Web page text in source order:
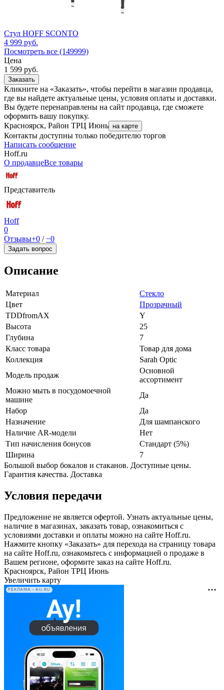
Стул HOFF SCONTO
4 999 руб.
Посмотреть все (149999)
Цена
1 599 руб.
Заказать
Кликните на «Заказать», чтобы перейти в магазин продавца,
где вы найдете актуальные цены, условия оплаты и доставки.
Вы будете перенаправлены на сайт продавца, где сможете
оформить вашу покупку.
Красноярск, Район ТРЦ Июнь на карте
Контакты доступны только победителю торгов
Написать сообщение
Hoff.ru
О продавцеВсе товары
Представитель
Hoff
0
Отзывы+0 /−0
Задать вопрос
Описание
Материал
Стекло
Цвет
Прозрачный
TDDfromAX
Y
Высота
25
Глубина
7
Класс товара
Товар для дома
Коллекция
Sarah Optic
Модель продаж
Основной
ассортимент
Можно мыть в посудомоечной
машине
Да
Набор
Да
Назначение
Для шампанского
Наличие AR-модели
Нет
Тип начисления бонусов
Стандарт (5%)
Ширина
7
Большой выбор бокалов и стаканов. Доступные цены.
Гарантия качества. Доставка
Условия передачи
Предложение не является офертой. Узнать актуальные цены,
наличие в магазинах, заказать товар, ознакомиться с
условиями доставки и оплаты можно на сайте Hoff.ru.
Нажмите кнопку «Заказать» для перехода на страницу товара
на сайте Hoff.ru, ознакомьтесь с информацией о продаже в
Вашем регионе, оформите заказ на сайте Hoff.ru.
Красноярск, Район ТРЦ Июнь
Увеличить карту
РЕКЛАМА • AU.RU